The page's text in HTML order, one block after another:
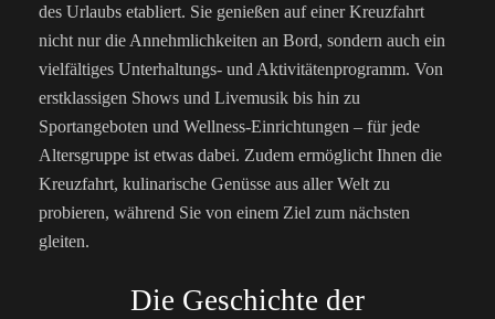
des Urlaubs etabliert. Sie genießen auf einer Kreuzfahrt
nicht nur die Annehmlichkeiten an Bord, sondern auch ein
vielfältiges Unterhaltungs- und Aktivitätenprogramm. Von
erstklassigen Shows und Livemusik bis hin zu
Sportangeboten und Wellness-Einrichtungen – für jede
Altersgruppe ist etwas dabei. Zudem ermöglicht Ihnen die
Kreuzfahrt, kulinarische Genüsse aus aller Welt zu
probieren, während Sie von einem Ziel zum nächsten
gleiten.
Die Geschichte der